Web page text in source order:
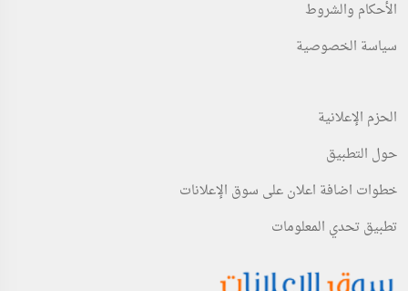
الأحكام والشروط
سياسة الخصوصية
الحزم الإعلانية
حول التطبيق
خطوات اضافة اعلان على سوق الإعلانات
تطبيق تحدي المعلومات